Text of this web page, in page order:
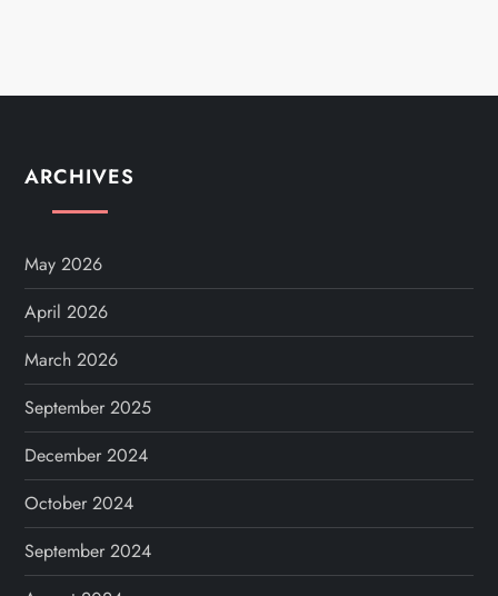
ARCHIVES
May 2026
April 2026
March 2026
September 2025
December 2024
October 2024
September 2024